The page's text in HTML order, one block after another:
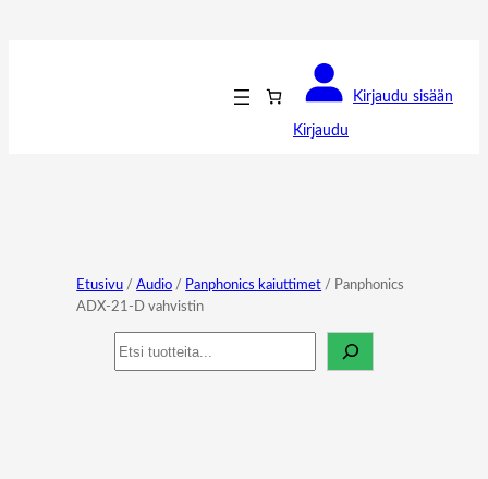
Kirjaudu
Kirjaudu sisään
Etusivu /Audio / Panphonics kaiuttimet / Panphonics
ADX-21-D vahvistin
Haku